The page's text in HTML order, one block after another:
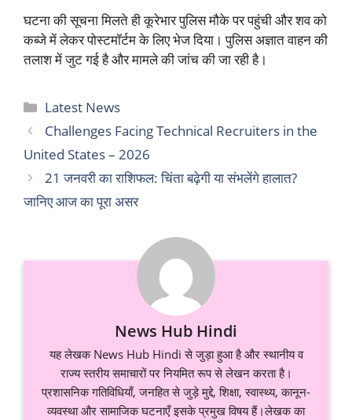
घटना की सूचना मिलते ही कूरेभार पुलिस मौके पर पहुंची और शव को
कब्जे में लेकर पोस्टमॉर्टम के लिए भेज दिया। पुलिस अज्ञात वाहन की
तलाश में जुट गई है और मामले की जांच की जा रही है।
Categories
Latest News
Challenges Facing Technical Recruiters in the
United States – 2026
21 जनवरी का राशिफल: चिंता बढ़ेगी या संभलेंगे हालात?
जानिए आज का पूरा असर
News Hub Hindi
यह लेखक News Hub Hindi से जुड़ा हुआ है और स्थानीय व
राज्य स्तरीय समाचारों पर नियमित रूप से लेखन करता है।
प्रशासनिक गतिविधियाँ, जनहित से जुड़े मुद्दे, शिक्षा, स्वास्थ्य, कानून-
व्यवस्था और सामाजिक घटनाएँ इसके प्रमुख विषय हैं।लेखक का